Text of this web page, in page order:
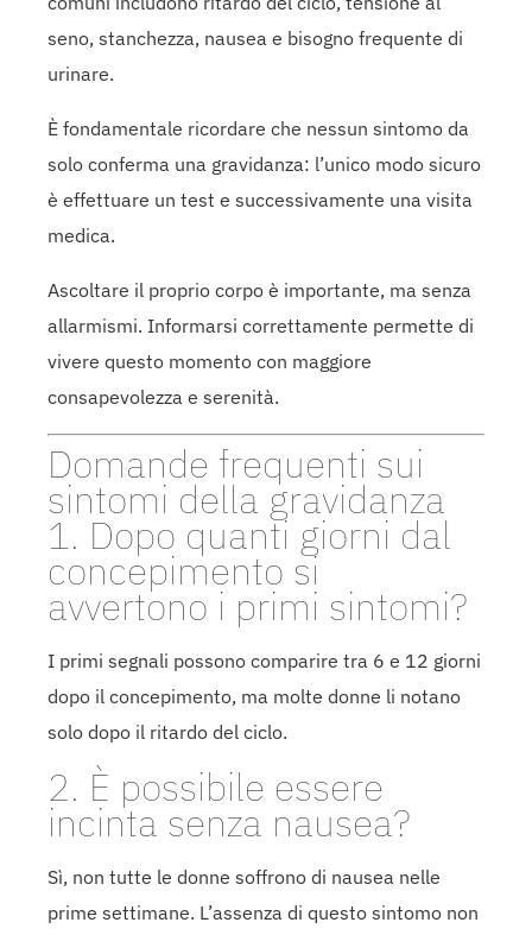
seno, stanchezza, nausea e bisogno frequente di
urinare.
È fondamentale ricordare che nessun sintomo da
solo conferma una gravidanza: l’unico modo sicuro
è effettuare un test e successivamente una visita
medica.
Ascoltare il proprio corpo è importante, ma senza
allarmismi. Informarsi correttamente permette di
vivere questo momento con maggiore
consapevolezza e serenità.
Domande frequenti sui
sintomi della gravidanza
1. Dopo quanti giorni dal
concepimento si
avvertono i primi sintomi?
I primi segnali possono comparire tra 6 e 12 giorni
dopo il concepimento, ma molte donne li notano
solo dopo il ritardo del ciclo.
2. È possibile essere
incinta senza nausea?
Sì, non tutte le donne soffrono di nausea nelle
prime settimane. L’assenza di questo sintomo non